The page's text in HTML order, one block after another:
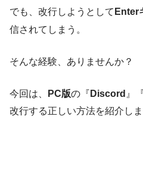
でも、改行しようとして Enter
信されてしまう。
そんな経験、ありませんか？
今回は、 PC版の『 Discord 』
改行する正しい方法を紹介しま